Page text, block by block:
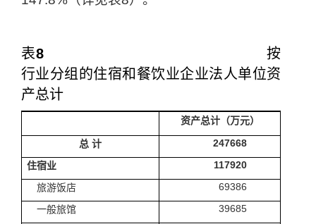
表8
按
行业分组的住宿和餐饮业企业法人单位资
产总计
资产总计（万元）
总 计
247668
住宿业
117920
旅游饭店
69386
一般旅馆
39685